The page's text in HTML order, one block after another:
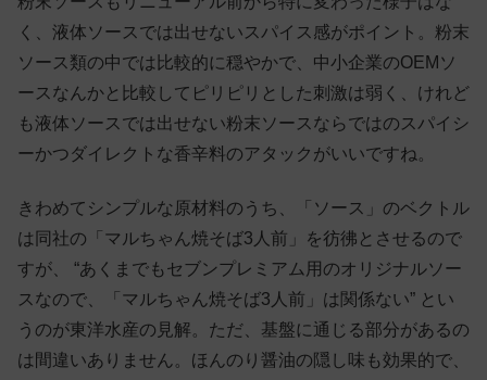
く、液体ソースでは出せないスパイス感がポイント。粉末
ソース類の中では比較的に穏やかで、中小企業のOEMソ
ースなんかと比較してピリピリとした刺激は弱く、けれど
も液体ソースでは出せない粉末ソースならではのスパイシ
ーかつダイレクトな香辛料のアタックがいいですね。
きわめてシンプルな原材料のうち、「ソース」のベクトル
は同社の「マルちゃん焼そば3人前」を彷彿とさせるので
すが、 “あくまでもセブンプレミアム用のオリジナルソー
スなので、「マルちゃん焼そば3人前」は関係ない” とい
うのが東洋水産の見解。ただ、基盤に通じる部分があるの
は間違いありません。ほんのり醤油の隠し味も効果的で、